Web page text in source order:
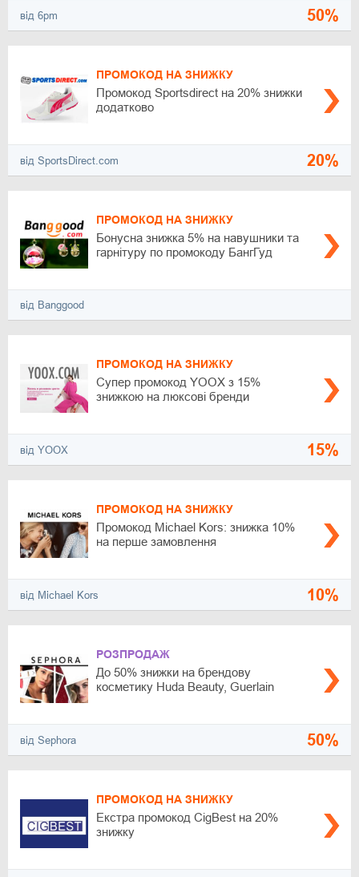
від 6pm 50%
ПРОМОКОД НА ЗНИЖКУ
Промокод Sportsdirect на 20% знижки
додатково
від SportsDirect.com 20%
ПРОМОКОД НА ЗНИЖКУ
Бонусна знижка 5% на навушники та
гарнітуру по промокоду БангГуд
від Banggood
ПРОМОКОД НА ЗНИЖКУ
Супер промокод YOOX з 15%
знижкою на люксові бренди
від YOOX 15%
ПРОМОКОД НА ЗНИЖКУ
Промокод Michael Kors: знижка 10%
на перше замовлення
від Michael Kors 10%
РОЗПРОДАЖ
До 50% знижки на брендову
косметику Huda Beauty, Guerlain
від Sephora 50%
ПРОМОКОД НА ЗНИЖКУ
Екстра промокод CigBest на 20%
знижку